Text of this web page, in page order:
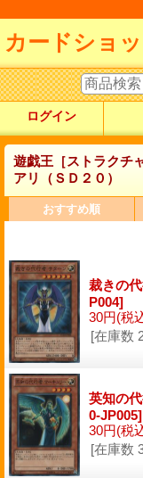
カードショ
ログイン
遊戯王［ストラクチ
アリ（ＳＤ２０）
おすすめ順
裁きの
P004]
30円(税
[在庫数
英知の
0-JP005]
30円(税
[在庫数